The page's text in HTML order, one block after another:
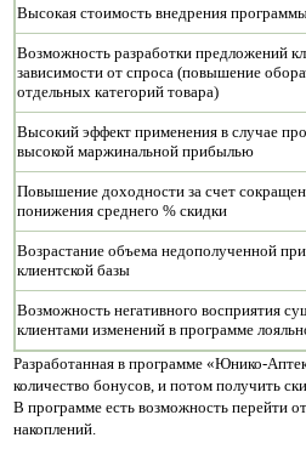
Высокая стоимость внедрения
Возможность разработки предложений
зависимости от спроса (повышение
отдельных категорий товара)
Высокий эффект применения в случае
высокой маржинальной прибылью
Повышение доходности за счет
понижения среднего % скидки
Возрастание объема недополученной
клиентской базы
Возможность негативного восприятия
клиентами изменений в программе
Разработанная в программе «Юнико-
количество бонусов, и потом получить
В программе есть возможность перейти
накоплений.